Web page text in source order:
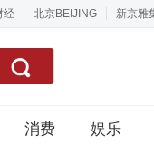
经 北京BEIJING 新京雅
消费 娱乐